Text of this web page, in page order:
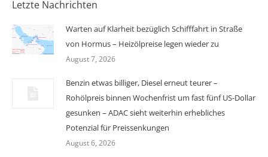
Letzte Nachrichten
Warten auf Klarheit bezüglich Schifffahrt in Straße
von Hormus – Heizölpreise legen wieder zu
August 7, 2026
Benzin etwas billiger, Diesel erneut teurer –
Rohölpreis binnen Wochenfrist um fast fünf US-Dollar
gesunken – ADAC sieht weiterhin erhebliches
Potenzial für Preissenkungen
August 6, 2026